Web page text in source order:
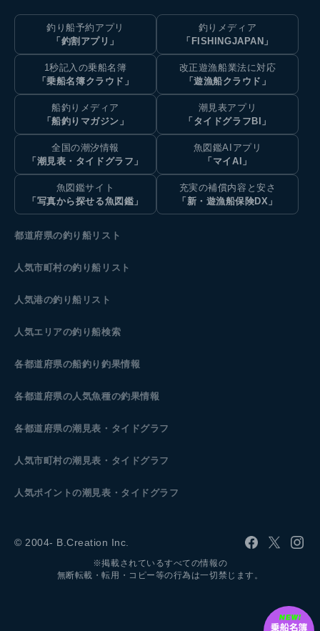
釣り船予約アプリ
「釣割アプリ」
釣りメディア
「FISHINGJAPAN」
1秒記入の乗船名簿
「乗船名簿クラウド」
改正遊漁船業法に対応
「遊漁船クラウド」
船釣りメディア
「船釣りマガジン」
潮見表アプリ
「タイドグラフBI」
全国の潮汐情報
「潮見表・タイドグラフ」
魚図鑑AIアプリ
「マイAI」
魚図鑑サイト
「写真から探せる魚図鑑」
充実の補償内容と安さ
「新・遊漁船保険DX」
都道府県の釣り船リスト
人気市町村の釣り船リスト
人気港の釣り船リスト
人気エリアの釣り船検索
各都道府県の船釣り釣果情報
各都道府県の人気魚種の釣果情報
各都道府県の潮見表 ・タイドグラフ
人気市町村の潮見表・タイドグラフ
人気ポイントの潮見表・タイドグラフ
© 2004- B.Creation Inc.
※掲載されているすべての情報の
無断転載・転用・コピー等の行為は一切禁じます。